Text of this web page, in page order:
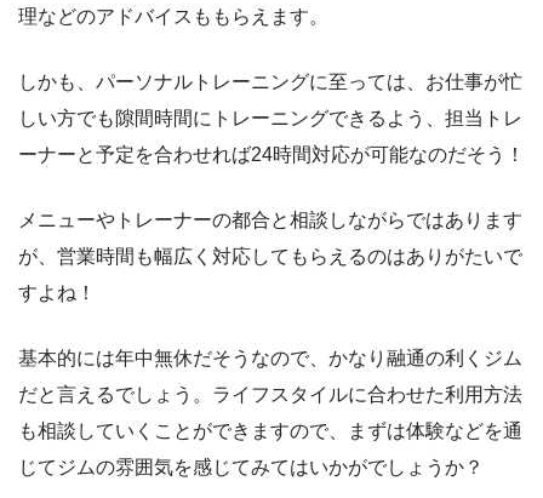
理などのアドバイスももらえます。
しかも、パーソナルトレーニングに至っては、お仕事が忙
しい方でも隙間時間にトレーニングできるよう、担当トレ
ーナーと予定を合わせれば24時間対応が可能なのだそう！
メニューやトレーナーの都合と相談しながらではあります
が、営業時間も幅広く対応してもらえるのはありがたいで
すよね！
基本的には年中無休だそうなので、かなり融通の利くジム
だと言えるでしょう。ライフスタイルに合わせた利用方法
も相談していくことができますので、まずは体験などを通
じてジムの雰囲気を感じてみてはいかがでしょうか？